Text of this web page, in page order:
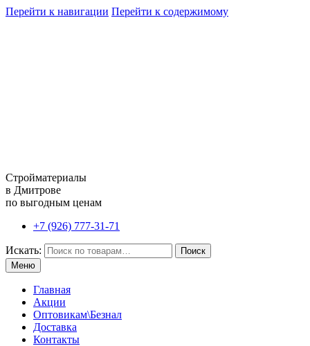
Перейти к навигации Перейти к содержимому
Стройматериалы
в Дмитрове
по выгодным ценам
+7 (926) 777-31-71
Искать:
Поиск
Меню
Главная
Акции
Оптовикам\Безнал
Доставка
Контакты